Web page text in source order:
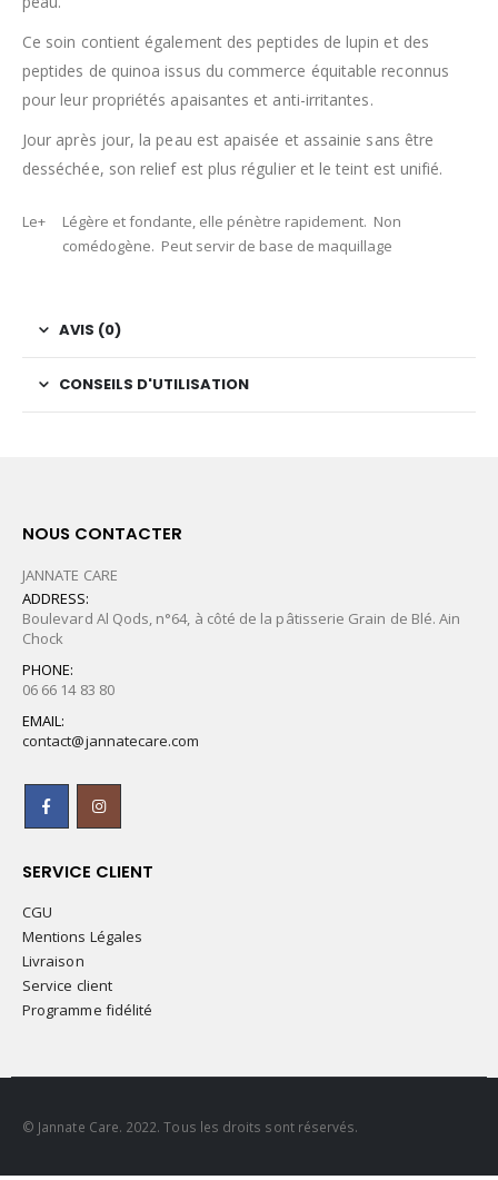
Ce soin contient également des peptides de lupin et des
peptides de quinoa issus du commerce équitable reconnus
pour leur propriétés apaisantes et anti-irritantes.
Jour après jour, la peau est apaisée et assainie sans être
desséchée, son relief est plus régulier et le teint est unifié.
Le+
Légère et fondante, elle pénètre rapidement. Non
comédogène. Peut servir de base de maquillage
AVIS (0)
CONSEILS D'UTILISATION
NOUS CONTACTER
JANNATE CARE
ADDRESS:
Boulevard Al Qods, n°64, à côté de la pâtisserie Grain de Blé. Ain
Chock
PHONE:
06 66 14 83 80
EMAIL:
contact@jannatecare.com
SERVICE CLIENT
CGU
Mentions Légales
Livraison
Service client
Programme fidélité
© Jannate Care. 2022. Tous les droits sont réservés.